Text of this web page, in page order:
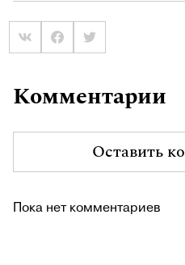
Комментарии
Оставить
Пока нет комментариев